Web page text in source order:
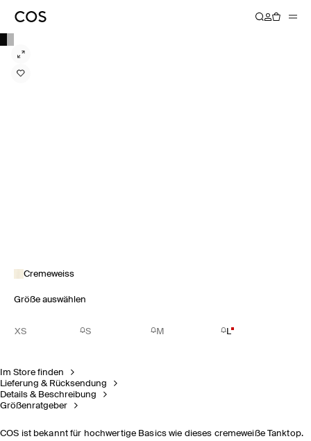
Cremeweiss
Größe auswählen
XS S M L
Im Store finden
Lieferung & Rücksendung
Details & Beschreibung
Größenratgeber
COS ist bekannt für hochwertige Basics wie dieses cremeweiße Tanktop.